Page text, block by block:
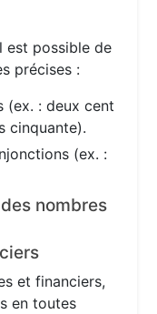
est possible de
précises :
(ex. : deux cent
cinquante).
(ex. :
nombres
et financiers,
en toutes